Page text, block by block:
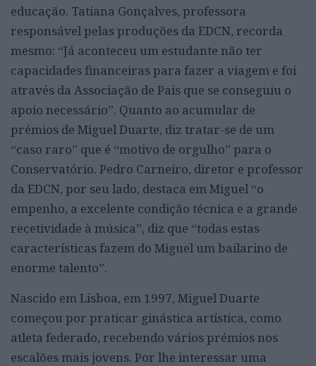
educação. Tatiana Gonçalves, professora
responsável pelas produções da EDCN, recorda
mesmo: “Já aconteceu um estudante não ter
capacidades financeiras para fazer a viagem e foi
através da Associação de Pais que se conseguiu o
apoio necessário”. Quanto ao acumular de
prémios de Miguel Duarte, diz tratar-se de um
“caso raro” que é “motivo de orgulho” para o
Conservatório. Pedro Carneiro, diretor e professor
da EDCN, por seu lado, destaca em Miguel “o
empenho, a excelente condição técnica e a grande
recetividade à música”, diz que “todas estas
características fazem do Miguel um bailarino de
enorme talento”.
Nascido em Lisboa, em 1997, Miguel Duarte
começou por praticar ginástica artística, como
atleta federado, recebendo vários prémios nos
escalões mais jovens. Por lhe interessar uma